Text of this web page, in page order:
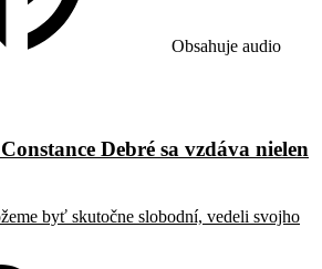
Obsahuje audio
Debré sa vzdáva nielen
byť skutočne slobodní, vedeli svojho